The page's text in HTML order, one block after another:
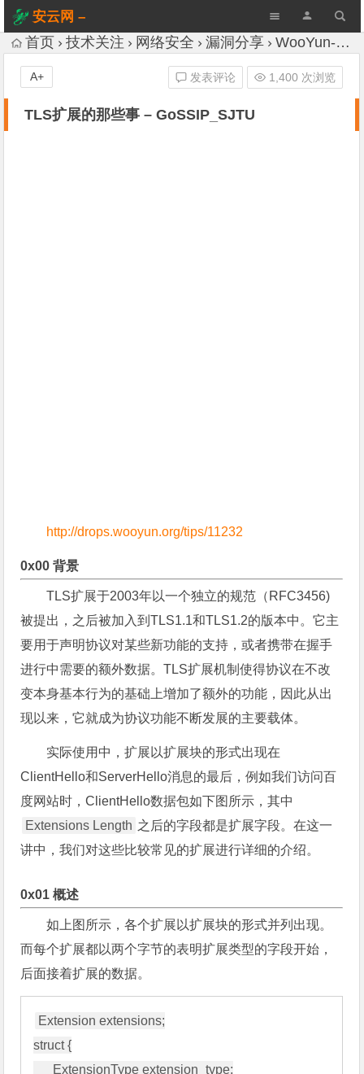
安云网 –
AnYun.ORG
首页 技术关注 网络安全 漏洞分享 WooYun-Drops
TLS扩展的那些事 – GoSSIP_SJTU
发表评论 1,400 次浏览
A+
http://drops.wooyun.org/tips/11232
0x00 背景
TLS扩展于2003年以一个独立的规范（RFC3456)
被提出，之后被加入到TLS1.1和TLS1.2的版本中。它主
要用于声明协议对某些新功能的支持，或者携带在握手
进行中需要的额外数据。TLS扩展机制使得协议在不改
变本身基本行为的基础上增加了额外的功能，因此从出
现以来，它就成为协议功能不断发展的主要载体。
实际使用中，扩展以扩展块的形式出现在
ClientHello和ServerHello消息的最后，例如我们访问百
度网站时，ClientHello数据包如下图所示，其中
Extensions Length 之后的字段都是扩展字段。在这一
讲中，我们对这些比较常见的扩展进行详细的介绍。
0x01 概述
如上图所示，各个扩展以扩展块的形式并列出现。
而每个扩展都以两个字节的表明扩展类型的字段开始，
后面接着扩展的数据。
Extension extensions;
struct {